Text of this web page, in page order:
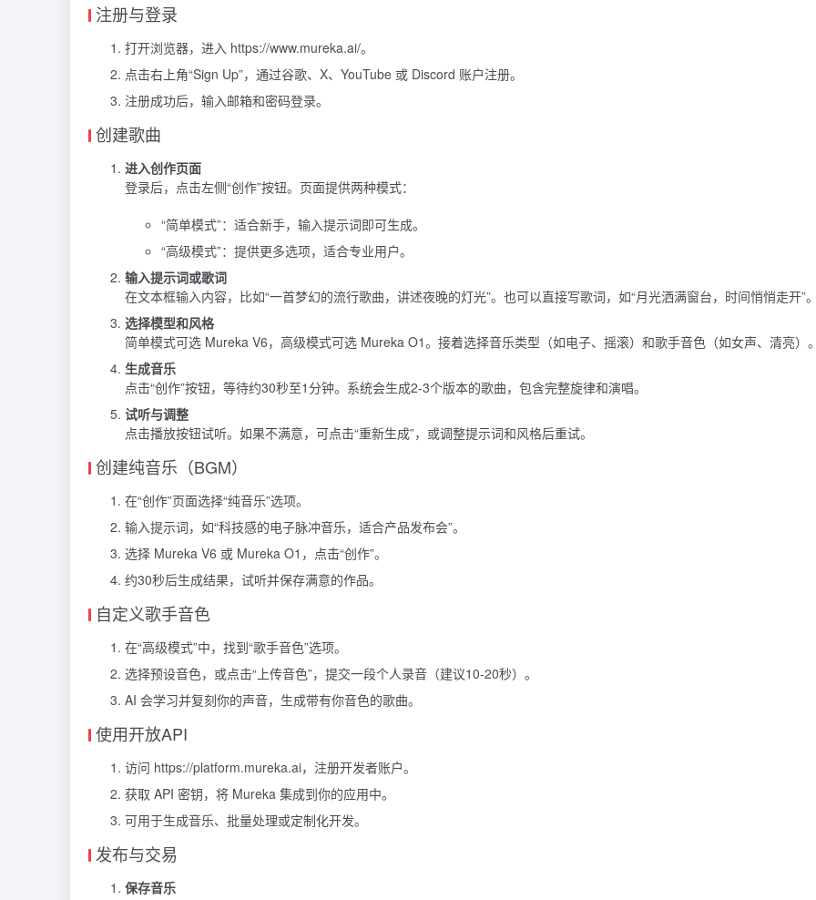
注册与登录
打开浏览器，进入 https://www.mureka.ai/。
点击右上角“Sign Up”，通过谷歌、X、YouTube 或 Discord 账户注册。
注册成功后，输入邮箱和密码登录。
创建歌曲
进入创作页面
登录后，点击左侧“创作”按钮。页面提供两种模式：
“简单模式”：适合新手，输入提示词即可生成。
“高级模式”：提供更多选项，适合专业用户。
输入提示词或歌词
在文本框输入内容，比如“一首梦幻的流行歌曲，讲述夜晚的灯光”。也可以直接写歌词，如“月光洒满窗台，时间悄悄走开”
选择模型和风格
简单模式可选 Mureka V6，高级模式可选 Mureka O1。接着选择音乐类型（如电子、摇滚）和歌手音色（如女声、清亮）
生成音乐
点击“创作”按钮，等待约30秒至1分钟。系统会生成2-3个版本的歌曲，包含完整旋律和演唱。
试听与调整
点击播放按钮试听。如果不满意，可点击“重新生成”，或调整提示词和风格后重试。
创建纯音乐（BGM）
在“创作”页面选择“纯音乐”选项。
输入提示词，如“科技感的电子脉冲音乐，适合产品发布会”。
选择 Mureka V6 或 Mureka O1，点击“创作”。
约30秒后生成结果，试听并保存满意的作品。
自定义歌手音色
在“高级模式”中，找到“歌手音色”选项。
选择预设音色，或点击“上传音色”，提交一段个人录音（建议10-20秒）。
AI 会学习并复刻你的声音，生成带有你音色的歌曲。
使用开放API
访问 https://platform.mureka.ai，注册开发者账户。
获取 API 密钥，将 Mureka 集成到你的应用中。
可用于生成音乐、批量处理或定制化开发。
发布与交易
保存音乐